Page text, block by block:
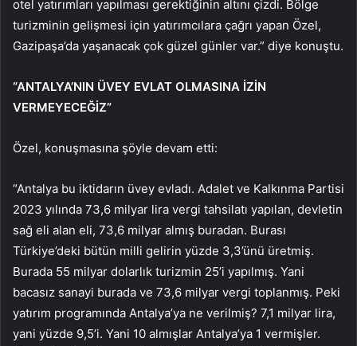
otel yatırımları yapılması gerektiğinin altını çizdi. Bölge
turizminin gelişmesi için yatırımcılara çağrı yapan Özel,
Gazipaşa’da yaşanacak çok güzel günler var.” diye konuştu.
“ANTALYA’NIN ÜVEY EVLAT OLMASINA İZİN
VERMEYECEĞİZ”
Özel, konuşmasına şöyle devam etti:
“Antalya bu iktidarın üvey evladı. Adalet ve Kalkınma Partisi
2023 yılında 73,6 milyar lira vergi tahsilatı yapılan, devletin
sağ eli alan eli, 73,6 milyar almış buradan. Burası
Türkiye’deki bütün milli gelirin yüzde 3,3’ünü üretmiş.
Burada 55 milyar dolarlık turizmin 25’i yapılmış. Yani
bacasız sanayi burada ve 73,6 milyar vergi toplanmış. Peki
yatırım programında Antalya’ya ne verilmiş? 7,1 milyar lira,
yani yüzde 9,5’i. Yani 10 almışlar Antalya’ya 1 vermişler.